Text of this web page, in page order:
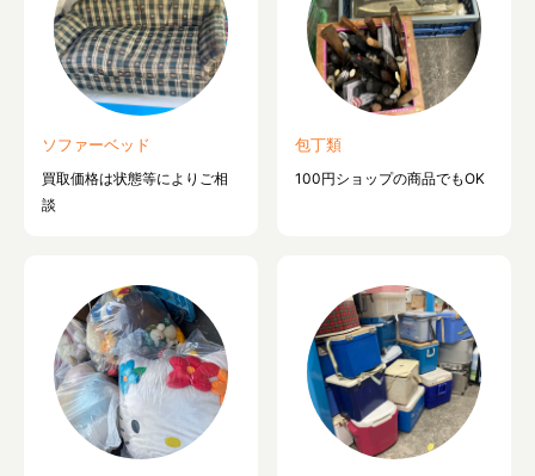
ソファーベッド
買取価格は状態等によりご相
談
包丁類
100円ショップの商品でもOK